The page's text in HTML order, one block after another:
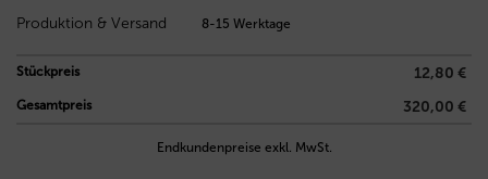
Produktion & Versand 8-15 Werktage
Stückpreis 12,80 €
Gesamtpreis 320,00 €
Endkundenpreise exkl. MwSt.